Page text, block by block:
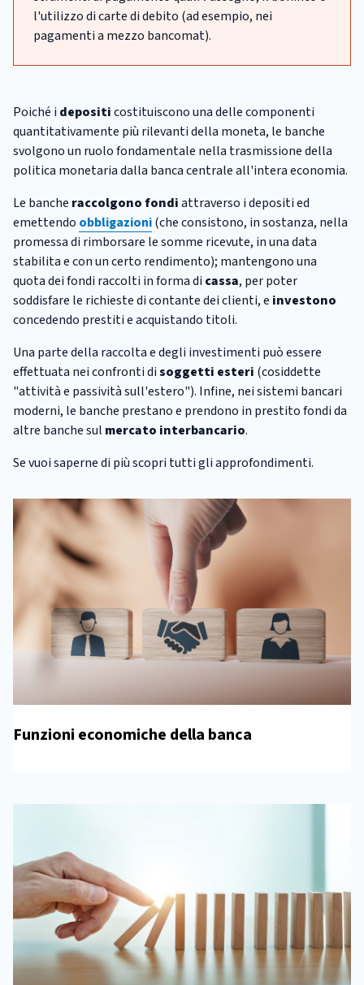
l'utilizzo di carte di debito (ad esempio, nei
pagamenti a mezzo bancomat).
Poiché i depositicostituiscono una delle componenti
quantitativamente più rilevanti della moneta, le banche
svolgono un ruolo fondamentale nella trasmissione della
politica monetaria dalla banca centrale all'intera economia.
Le banche raccolgono fondiattraverso i depositi ed
emettendo obbligazioni(che consistono, in sostanza, nella
promessa di rimborsare le somme ricevute, in una data
stabilita e con un certo rendimento); mantengono una
quota dei fondi raccolti in forma di cassa, per poter
soddisfare le richieste di contante dei clienti, e investono
concedendo prestiti e acquistando titoli.
Una parte della raccolta e degli investimenti può essere
effettuata nei confronti disoggetti esteri (cosiddette
"attività e passività sull'estero"). Infine, nei sistemi bancari
moderni, le banche prestano e prendono in prestito fondi da
altre banche sul mercato interbancario.
Se vuoi saperne di più scopri tutti gli approfondimenti.
Funzioni economiche della banca